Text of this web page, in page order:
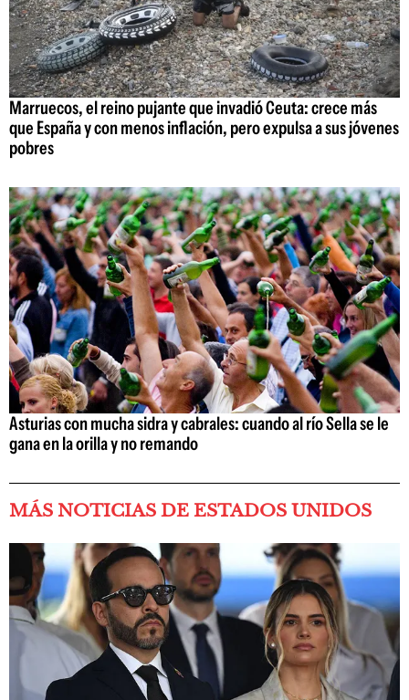
Marruecos, el reino pujante que invadió Ceuta: crece más
que España y con menos inflación, pero expulsa a sus jóvenes
pobres
Asturias con mucha sidra y cabrales: cuando al río Sella se le
gana en la orilla y no remando
MÁS NOTICIAS DE ESTADOS UNIDOS